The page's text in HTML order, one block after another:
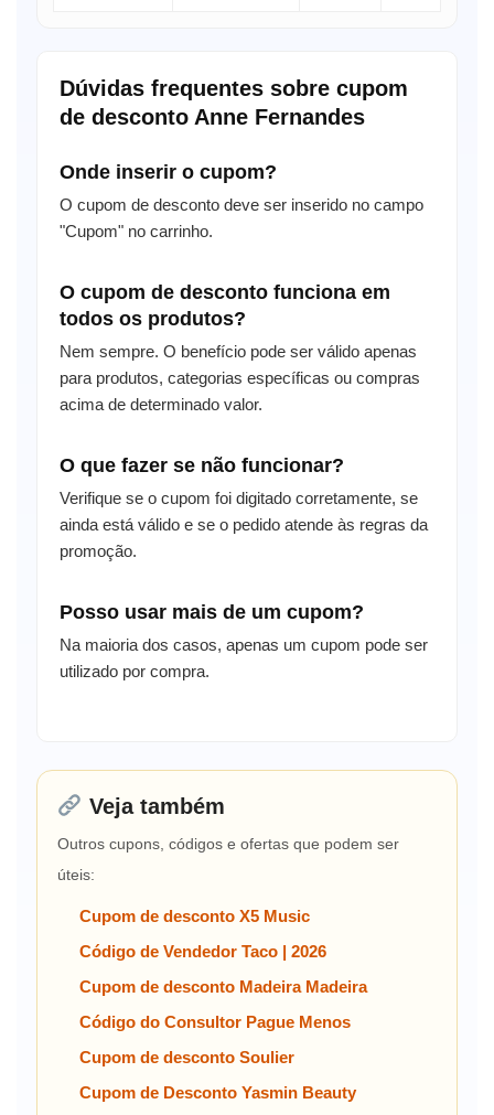
Dúvidas frequentes sobre cupom
de desconto Anne Fernandes
Onde inserir o cupom?
O cupom de desconto deve ser inserido no campo
"Cupom" no carrinho.
O cupom de desconto funciona em
todos os produtos?
Nem sempre. O benefício pode ser válido apenas
para produtos, categorias específicas ou compras
acima de determinado valor.
O que fazer se não funcionar?
Verifique se o cupom foi digitado corretamente, se
ainda está válido e se o pedido atende às regras da
promoção.
Posso usar mais de um cupom?
Na maioria dos casos, apenas um cupom pode ser
utilizado por compra.
Veja também
Outros cupons, códigos e ofertas que podem ser
úteis:
Cupom de desconto X5 Music
Código de Vendedor Taco | 2026
Cupom de desconto Madeira Madeira
Código do Consultor Pague Menos
Cupom de desconto Soulier
Cupom de Desconto Yasmin Beauty